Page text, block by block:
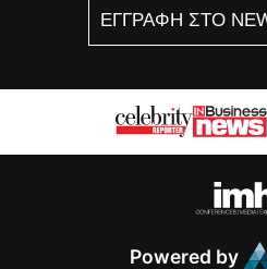
ΕΓΓΡΑΦΗ ΣΤΟ
Powered by